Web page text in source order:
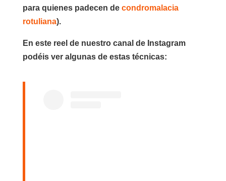
para quienes padecen de condromalacia
rotuliana).
En este reel de nuestro canal de Instagram
podéis ver algunas de estas técnicas: